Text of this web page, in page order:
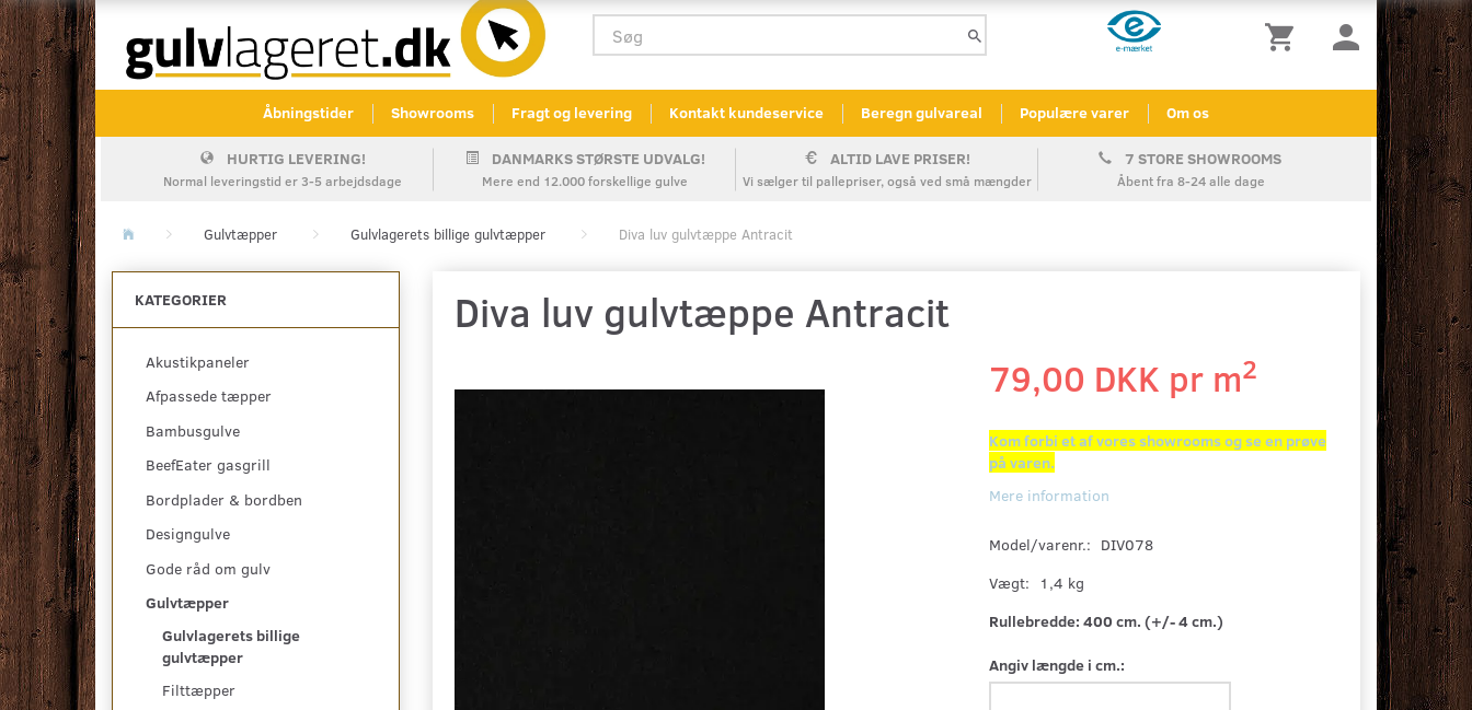
Åbningstider Showrooms Fragt og levering Kontakt kundeservice Beregn gulvareal Populære varer Om os
HURTIG LEVERING!
Normal leveringstid er 3-5 arbejdsdage
DANMARKS STØRSTE UDVALG!
Mere end 12.000 forskellige gulve
ALTID LAVE PRISER!
Vi sælger til pallepriser, også ved små mængder
7 STORE SHOWROOMS
Åbent fra 8-24 alle dage
Gulvtæpper Gulvlagerets billige gulvtæpper Diva luv gulvtæppe Antracit
KATEGORIER
Akustikpaneler
Afpassede tæpper
Bambusgulve
BeefEater gasgrill
Bordplader & bordben
Designgulve
Gode råd om gulv
Gulvtæpper
Gulvlagerets billige
gulvtæpper
Filttæpper
Diva luv gulvtæppe Antracit
79,00 DKK pr m2
Kom forbi et af vores showrooms og se en prøve
på varen.
Mere information
Model/varenr.: DIV078
Vægt:
1,4 kg
Rullebredde: 400 cm. (+/- 4 cm.)
Angiv længde i cm.: